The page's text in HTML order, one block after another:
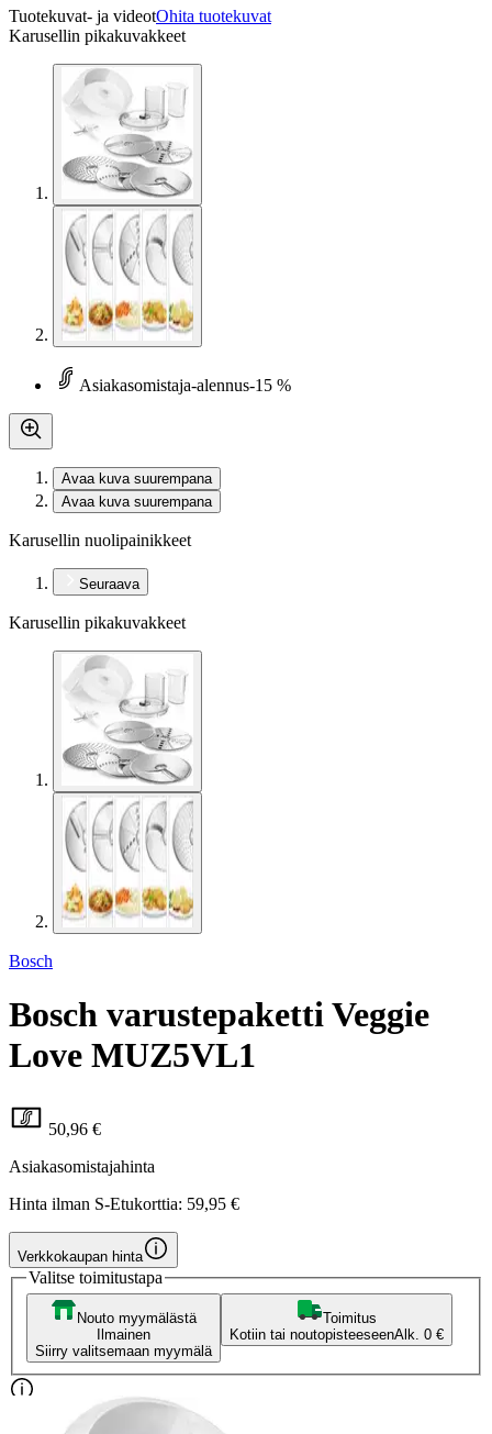
Tuotekuvat- ja videotOhita tuotekuvat
Karusellin pikakuvakkeet
Asiakasomistaja-alennus-15 %
Avaa kuva suurempana
Avaa kuva suurempana
Karusellin nuolipainikkeet
Seuraava
Karusellin pikakuvakkeet
Bosch
Bosch varustepaketti Veggie
Love MUZ5VL1
50,96 €
Asiakasomistajahinta
Hinta ilman S-Etukorttia: 59,95 €
Verkkokaupan hinta
Valitse toimitustapa
Nouto myymälästä
Ilmainen
Siirry valitsemaan myymälä
Toimitus
Kotiin tai noutopisteeseenAlk. 0 €